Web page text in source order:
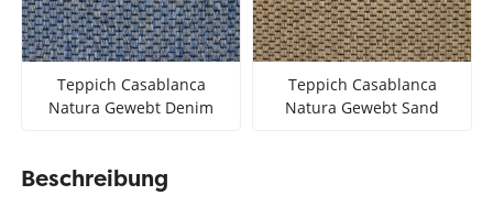
Teppich Casablanca
Natura Gewebt Denim
Teppich Casablanca
Natura Gewebt Sand
Beschreibung